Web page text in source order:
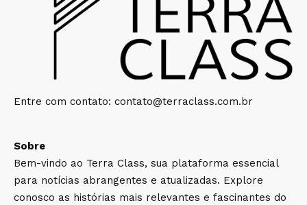
Entre com contato: contato@terraclass.com.br
Sobre
Bem-vindo ao Terra Class, sua plataforma essencial
para notícias abrangentes e atualizadas. Explore
conosco as histórias mais relevantes e fascinantes do